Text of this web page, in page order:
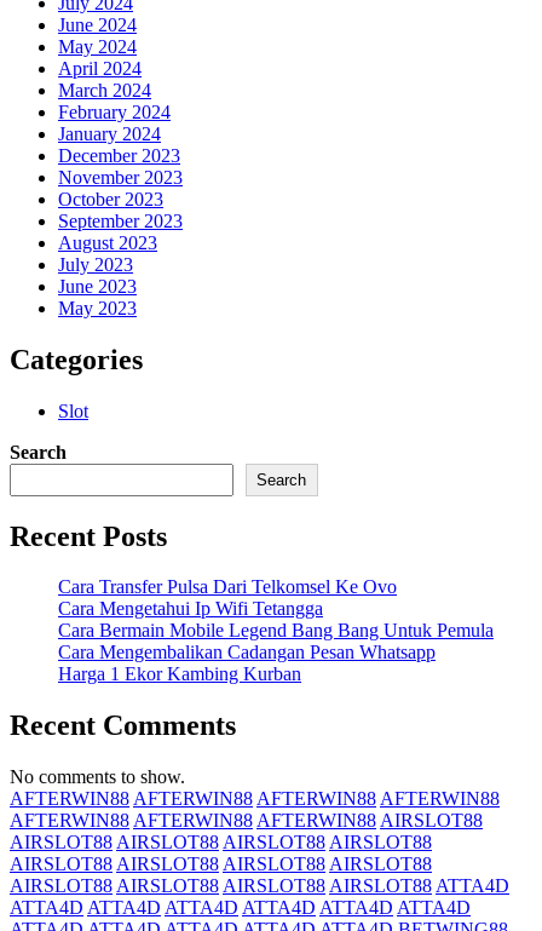
June 2024
May 2024
April 2024
March 2024
February 2024
January 2024
December 2023
November 2023
October 2023
September 2023
August 2023
July 2023
June 2023
May 2023
Categories
Slot
Search
Search
Recent Posts
Cara Transfer Pulsa Dari Telkomsel Ke Ovo
Cara Mengetahui Ip Wifi Tetangga
Cara Bermain Mobile Legend Bang Bang Untuk Pemula
Cara Mengembalikan Cadangan Pesan Whatsapp
Harga 1 Ekor Kambing Kurban
Recent Comments
No comments to show.
AFTERWIN88 AFTERWIN88 AFTERWIN88 AFTERWIN88
AFTERWIN88 AFTERWIN88 AFTERWIN88 AIRSLOT88
AIRSLOT88 AIRSLOT88 AIRSLOT88 AIRSLOT88
AIRSLOT88 AIRSLOT88 AIRSLOT88 AIRSLOT88
AIRSLOT88 AIRSLOT88 AIRSLOT88 AIRSLOT88 ATTA4D
ATTA4D ATTA4D ATTA4D ATTA4D ATTA4D ATTA4D